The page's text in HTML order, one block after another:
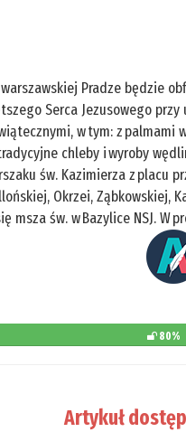
Pradze będzie
Serca Jezusowego przy
w tym: z
chleby i wyroby
św. Kazimierza z placu
Okrzei, Ząbkowskiej,
msza św. w Bazylice NSJ. W
80%
Artykuł